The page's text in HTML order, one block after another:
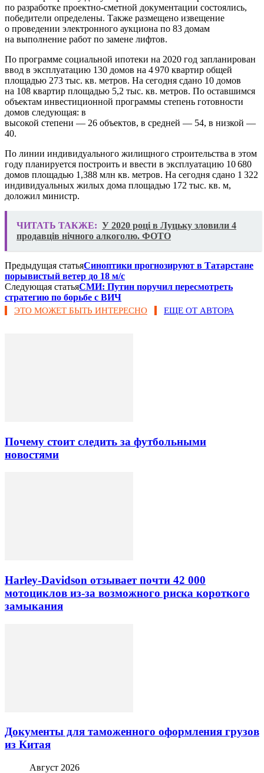
по разработке проектно-сметной документации состоялись,
победители определены. Также размещено извещение
о проведении электронного аукциона по 83 домам
на выполнение работ по замене лифтов.
По программе социальной ипотеки на 2020 год запланирован
ввод в эксплуатацию 130 домов на 4 970 квартир общей
площадью 273 тыс. кв. метров. На сегодня сдано 10 домов
на 108 квартир площадью 5,2 тыс. кв. метров. По оставшимся
объектам инвестиционной программы степень готовности
домов следующая: в
высокой степени — 26 объектов, в средней — 54, в низкой —
40.
По линии индивидуального жилищного строительства в этом
году планируется построить и ввести в эксплуатацию 10 680
домов площадью 1,388 млн кв. метров. На сегодня сдано 1 322
индивидуальных жилых дома площадью 172 тыс. кв. м,
доложил министр.
ЧИТАТЬ ТАКЖЕ: У 2020 році в Луцьку зловили 4
продавців нічного алкоголю. ФОТО
Предыдущая статьяСиноптики прогнозируют в Татарстане
порывистый ветер до 18 м/с
Следующая статьяСМИ: Путин поручил пересмотреть
стратегию по борьбе с ВИЧ
ЭТО МОЖЕТ БЫТЬ ИНТЕРЕСНО ЕЩЕ ОТ АВТОРА
Почему стоит следить за футбольными
новостями
Harley-Davidson отзывает почти 42 000
мотоциклов из-за возможного риска короткого
замыкания
Документы для таможенного оформления грузов
из Китая
Август 2026